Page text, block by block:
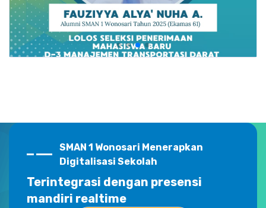
SMAN 1 Wonosari Menerapkan
Digitalisasi Sekolah
Terintegrasi dengan presensi
mandiri realtime